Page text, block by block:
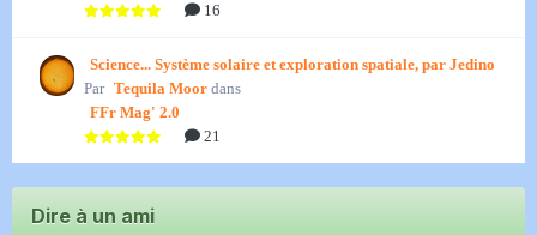
16
Science... Système solaire et exploration spatiale, par Jedino
Par Tequila Moor dans
FFr Mag' 2.0
21
Dire à un ami